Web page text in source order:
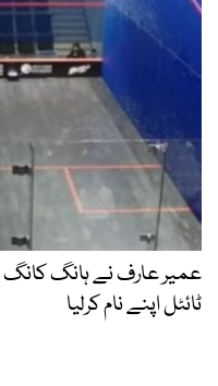
ٹائٹل اپنے نام کرلیا